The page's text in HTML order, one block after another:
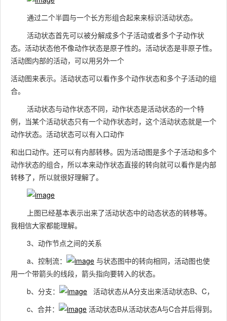
通过二个半圆与一个长方形组合起来来标识活动状态。
活动状态首先可以被分解成多个子活动或者多个子动作状
态。活动状态他不像动作状态是原子性的。活动状态是非原子性。
活动图内部的活动，可以用另外一个
活动图来表示。活动状态可以看作多个动作状态和多个子活动的组
合。
活动状态与动作状态不同，动作状态是活动状态的一个特
例，当某个活动状态只有一个动作状态时，这个活动状态就是一个
动作状态。活动状态可以有入口动作
和出口动作。还可以有内部转移。因为活动图是多个子活动和多个
动作状态的组合，所以本来动作状态直接的转向就可以看作是内部
转移了，所以就很好理解了。
上图已经基本表示出来了活动状态中的动态状态的转移等。
我相信大家都能理解。
3、动作节点之间的关系
a、控制流：
与状态图中的转向相同，活动图也使
用一个带箭头的线段，箭头指向要转入的状态。
b、分支：
活动状态从A分支出来活动状态B、C，
c、合并：
活动状态B从活动状态A与C合并后得到。